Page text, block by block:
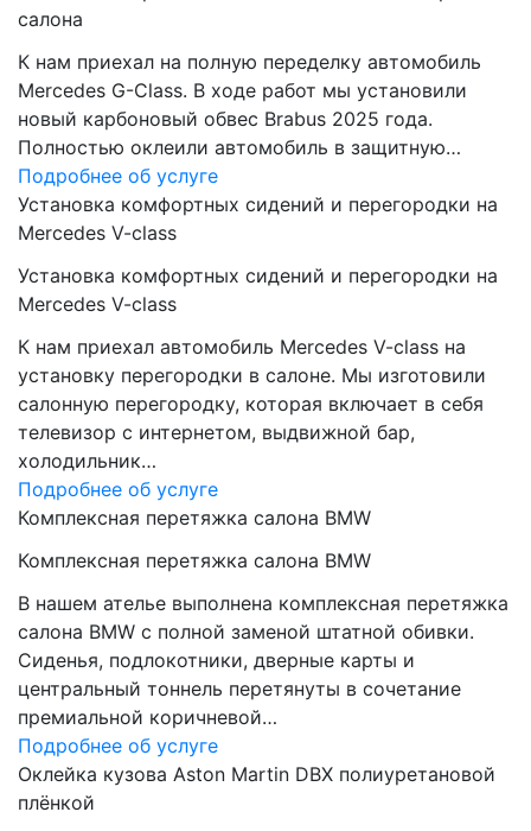
салона
К нам приехал на полную переделку автомобиль
Mercedes G-Class. В ходе работ мы установили
новый карбоновый обвес Brabus 2025 года.
Полностью оклеили автомобиль в защитную…
Подробнее об услуге
Установка комфортных сидений и перегородки на
Mercedes V-class
Установка комфортных сидений и перегородки на
Mercedes V-class
К нам приехал автомобиль Mercedes V-class на
установку перегородки в салоне. Мы изготовили
салонную перегородку, которая включает в себя
телевизор с интернетом, выдвижной бар,
холодильник…
Подробнее об услуге
Комплексная перетяжка салона BMW
Комплексная перетяжка салона BMW
В нашем ателье выполнена комплексная перетяжка
салона BMW с полной заменой штатной обивки.
Сиденья, подлокотники, дверные карты и
центральный тоннель перетянуты в сочетание
премиальной коричневой…
Подробнее об услуге
Оклейка кузова Aston Martin DBX полиуретановой
плёнкой